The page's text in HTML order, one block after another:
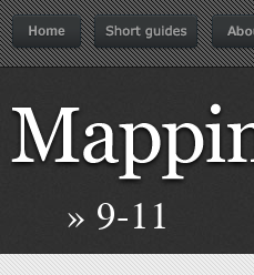
» 9-11